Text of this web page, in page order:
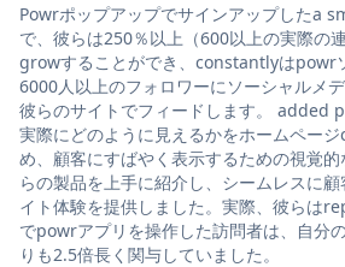
Powrポップアップでサインアップしたa
で、彼らは250％以上（600以上の実際の
growすることができ、constantlyはpowr
6000人以上のフォロワーにソーシャルメ
彼らのサイトでフィードします。 added
実際にどのように見えるかをホームペー
め、顧客にすばやく表示するための視覚
らの製品を上手に紹介し、シームレスに
イト体験を提供しました。実際、彼らは
でpowrアプリを操作した訪問者は、自分
りも2.5倍長く関与していました。